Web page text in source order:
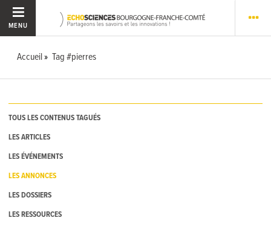
MENU
Accueil Tag #pierres
TOUS LES CONTENUS TAGUÉS
LES ARTICLES
LES ÉVÉNEMENTS
LES ANNONCES
LES DOSSIERS
LES RESSOURCES